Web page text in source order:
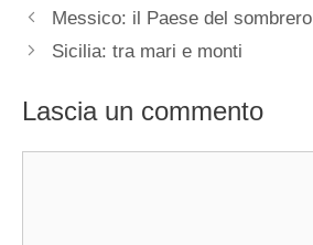
Messico: il Paese del sombrero
Sicilia: tra mari e monti
Lascia un commento